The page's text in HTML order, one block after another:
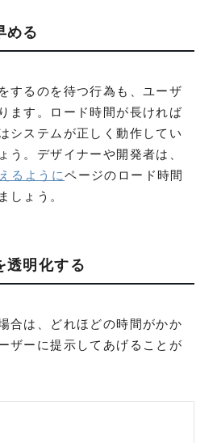
める
するのを待つ行為も、ユーザ
ます。ロード時間が長ければ
システムが正しく動作してい
う。デザイナーや開発者は、
るようにページのロード時間
しょう。
透明化する
合は、どれほどの時間がかか
ザーに提示してあげることが